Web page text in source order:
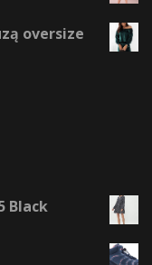
oversize
Black